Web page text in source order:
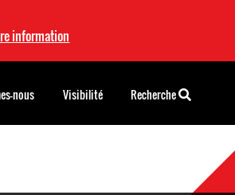
information
nous Visibilité Recherche